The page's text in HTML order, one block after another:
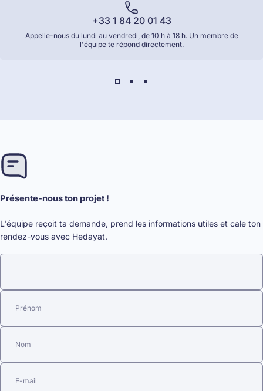
+33 1 84 20 01 43
Appelle-nous du lundi au vendredi, de 10 h à 18 h. Un membre de
l'équipe te répond directement.
Présente-nous ton projet !
L'équipe reçoit ta demande, prend les informations utiles et cale ton
rendez-vous avec Hedayat.
Prénom
Nom
E-mail